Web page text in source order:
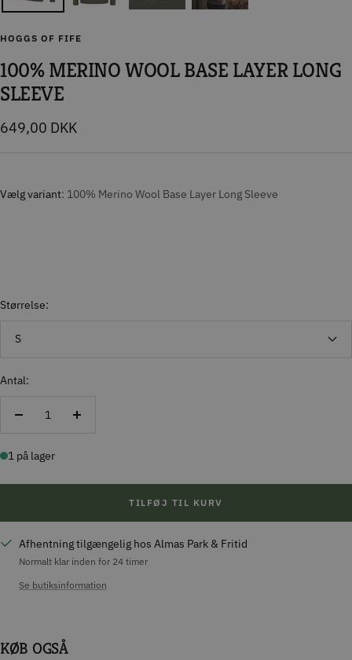
HOGGS OF FIFE
100% MERINO WOOL BASE LAYER LONG
SLEEVE
Tilbudspris
649,00 DKK
Vælg variant 100% Merino Wool Base Layer Long Sleeve
Størrelse:
S
Antal:
Reducer
Forøg
1 på lager
TILFØJ TIL KURV
Afhentning tilgængelig hos Almas Park & Fritid
Normalt klar inden for 24 timer
Se butiksinformation
KØB OGSÅ